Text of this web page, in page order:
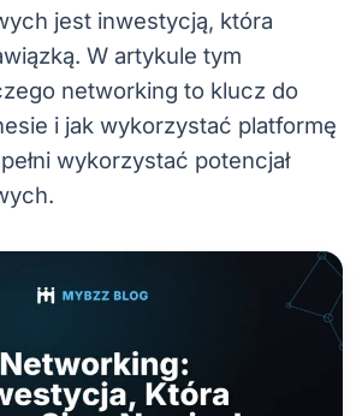
jest inwestycją, która
W artykule tym
networking to klucz do
i jak wykorzystać platformę
wykorzystać potencjał